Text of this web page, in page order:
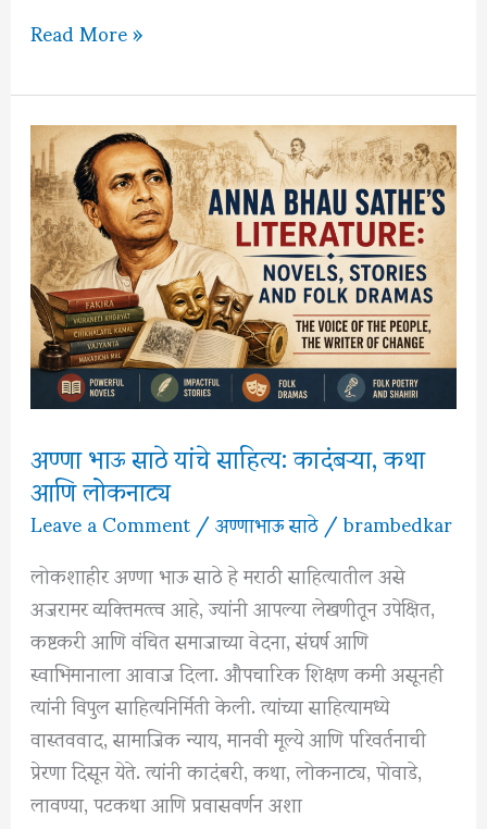
अण्णा
साठे
यांचे
25
प्रेरणादायी
विचार
–
संघर्ष,
समानता
आणि
स्वाभिमानाचा
संदेश
Read More »
अण्णा भाऊ साठे यांचे साहित्य: कादंबऱ्या, कथा
आणि लोकनाट्य
Leave a Comment/अण्णाभाऊ साठे/brambedkar
लोकशाहीर अण्णा भाऊ साठे हे मराठी साहित्यातील असे
अजरामर व्यक्तिमत्त्व आहे, ज्यांनी आपल्या लेखणीतून उपेक्षित,
कष्टकरी आणि वंचित समाजाच्या वेदना, संघर्ष आणि
स्वाभिमानाला आवाज दिला. औपचारिक शिक्षण कमी असूनही
त्यांनी विपुल साहित्यनिर्मिती केली. त्यांच्या साहित्यामध्ये
वास्तववाद, सामाजिक न्याय, मानवी मूल्ये आणि परिवर्तनाची
प्रेरणा दिसून येते. त्यांनी कादंबरी, कथा, लोकनाट्य, पोवाडे,
लावण्या, पटकथा आणि प्रवासवर्णन अशा